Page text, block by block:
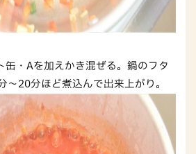
・Aを加えかき混ぜる。鍋のフタ
～20分ほど煮込んで出来上がり。